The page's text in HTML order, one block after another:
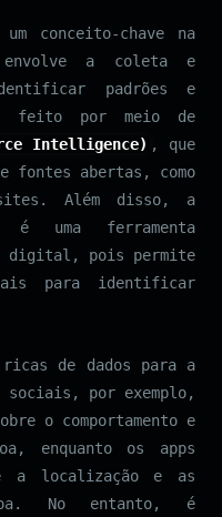
conceito-chave na
a coleta e
padrões e
feito por meio de
Intelligence) , que
fontes abertas, como
Além disso, a
é uma ferramenta
digital, pois permite
para identificar
de dados para a
por exemplo,
o comportamento e
enquanto os apps
a localização e as
No entanto, é